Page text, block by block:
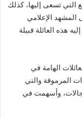
التي تسعى إليها، كذلك
المشهد الإعلامي
هذه العائلة قبيلة
الهامة في
المرموقة والتي
وأسهمت في